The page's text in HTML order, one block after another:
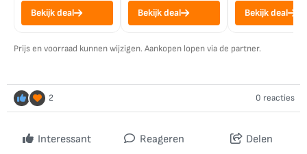
Bekijk deal Bekijk deal Bekijk deal
Prijs en voorraad kunnen wijzigen. Aankopen lopen via de partner.
2 0 reacties
Interessant Reageren Delen